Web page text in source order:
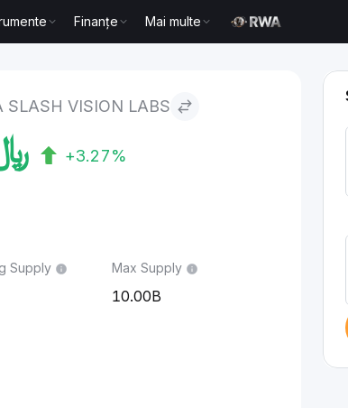
Finanțe Mai multe
SLASH VISION LABS
+3.27%
Supply Max Supply
10.00B